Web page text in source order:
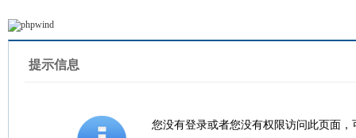
提示信息
您没有登录或者您没有权限访问此页面